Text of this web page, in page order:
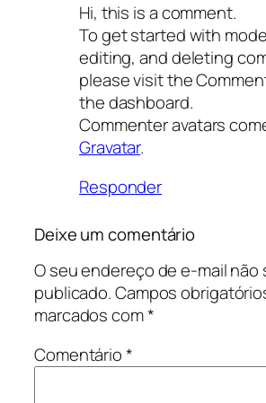
Hi, this is a comment.
To get started with
editing, and deleting
please visit the
the dashboard.
Commenter avatars
Gravatar.
Responder
Deixe um comentário
O seu endereço de e-mail não
publicado.Campos
marcados com*
Comentário*